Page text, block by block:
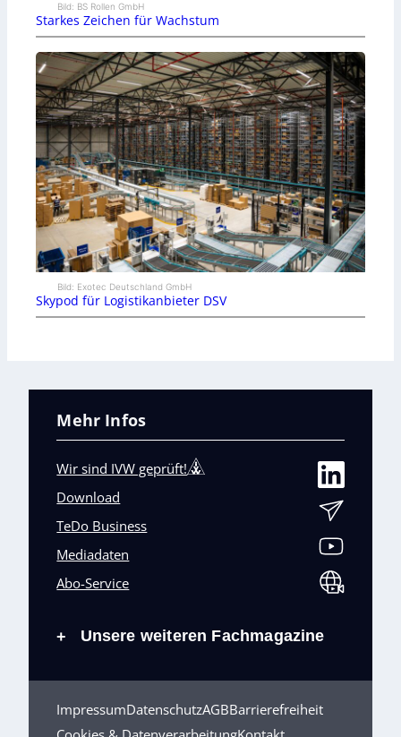
Bild: BS Rollen GmbH
Starkes Zeichen für Wachstum
Bild: Exotec Deutschland GmbH
Skypod für Logistikanbieter DSV
Mehr Infos
Wir sind IVW geprüft!
Download
TeDo Business
Mediadaten
Abo-Service
+ Unsere weiteren Fachmagazine
ImpressumDatenschutzAGBBarrierefreiheit